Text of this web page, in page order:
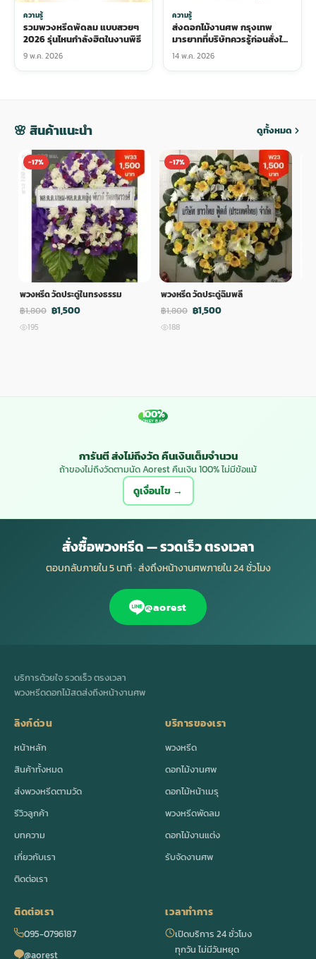
ความรู้
รวมพวงหรีดพัดลม แบบสวยๆ
2026 รุ่นไหนกำลังฮิตในงานพิธี
9 พ.ค. 2026
ความรู้
ส่งดอกไม้งานศพ กรุงเทพ
มารยาทที่บริษัทควรรู้ก่อนสั่งให้
ครอบครัวลูกค้า
14 พ.ค. 2026
🌸 สินค้าแนะนำ ดูทั้งหมด
-17%
พวงหรีด วัดประดู่ในทรงธรรม
฿1,800 ฿1,500
195
-17%
พวงหรีด วัดประดู่ฉิมพลี
฿1,800 ฿1,500
188
100%
MONEY BACK
การันตี ส่งไม่ถึงวัด คืนเงินเต็มจำนวน
ถ้าของไม่ถึงวัดตามนัด Aorest คืนเงิน 100% ไม่มีข้อแม้
ดูเงื่อนไข →
สั่งซื้อพวงหรีด — รวดเร็ว ตรงเวลา
ตอบกลับภายใน 5 นาที · ส่งถึงหน้างานศพภายใน 24 ชั่วโมง
@aorest
บริการด้วยใจ รวดเร็ว ตรงเวลา
พวงหรีดดอกไม้สดส่งถึงหน้างานศพ
ลิงก์ด่วน
หน้าหลัก
สินค้าทั้งหมด
ส่งพวงหรีดตามวัด
รีวิวลูกค้า
บทความ
เกี่ยวกับเรา
ติดต่อเรา
บริการของเรา
พวงหรีด
ดอกไม้งานศพ
ดอกไม้หน้าเมรุ
พวงหรีดพัดลม
ดอกไม้งานแต่ง
รับจัดงานศพ
ติดต่อเรา
095-0796187
@aorest
เวลาทำการ
เปิดบริการ 24 ชั่วโมง
ทุกวัน ไม่มีวันหยุด